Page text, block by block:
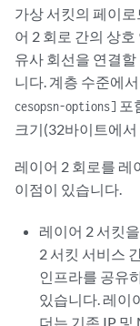
가상 서킷의 페이
어 2 회로 간의 상
유사 회선을 연결
니다. 계층 수준에
cesopsn-options] 포
크기(32바이트에
레이어 2 회로를 레
이점이 있습니다.
레이어 2 서킷
2 서킷 서비스
인프라를 공유
있습니다. 레이
더는 기존 IP 및